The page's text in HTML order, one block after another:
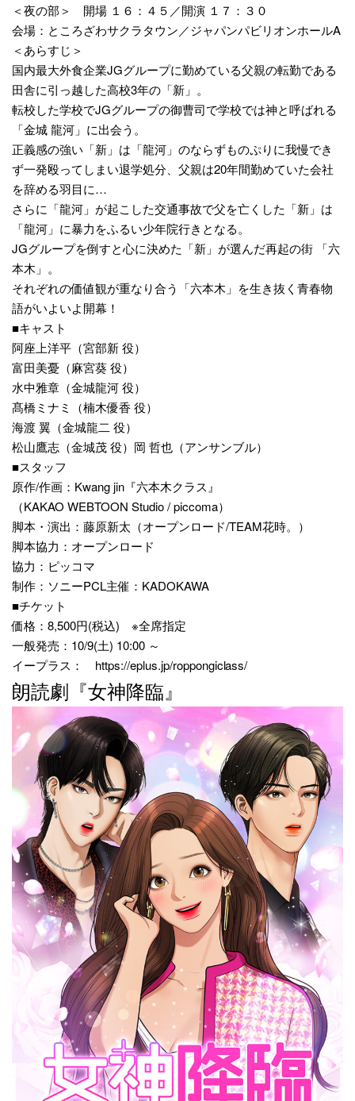
＜夜の部＞ 開場 １６：４５／開演 １７：３０
会場：ところざわサクラタウン／ジャパンパビリオンホールA
＜あらすじ＞
国内最大外食企業JGグループに勤めている父親の転勤である
田舎に引っ越した高校3年の「新」。
転校した学校でJGグループの御曹司で学校では神と呼ばれる
「金城 龍河」に出会う。
正義感の強い「新」は「龍河」のならずものぷりに我慢でき
ず一発殴ってしまい退学処分、父親は20年間勤めていた会社
を辞める羽目に…
さらに「龍河」が起こした交通事故で父を亡くした「新」は
「龍河」に暴力をふるい少年院行きとなる。
JGグループを倒すと心に決めた「新」が選んだ再起の街 「六
本木」。
それぞれの価値観が重なり合う「六本木」を生き抜く青春物
語がいよいよ開幕！
■キャスト
阿座上洋平（宮部新 役）
富田美憂（麻宮葵 役）
水中雅章（金城龍河 役）
髙橋ミナミ（楠木優香 役）
海渡 翼（金城龍二 役）
松山鷹志（金城茂 役）岡 哲也（アンサンブル）
■スタッフ
原作/作画：Kwang jin『六本木クラス』
（KAKAO WEBTOON Studio / piccoma）
脚本・演出：藤原新太（オープンロード/TEAM花時。）
脚本協力：オープンロード
協力：ピッコマ
制作：ソニーPCL主催：KADOKAWA
■チケット
価格：8,500円(税込) ※全席指定
一般発売：10/9(土) 10:00 ～
イープラス： https://eplus.jp/roppongiclass/
朗読劇『女神降臨』